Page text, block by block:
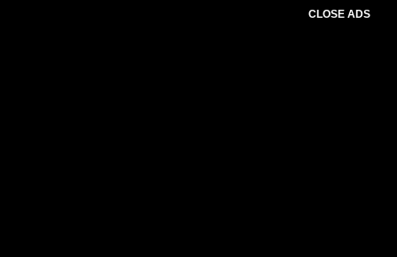
CLOSE ADS